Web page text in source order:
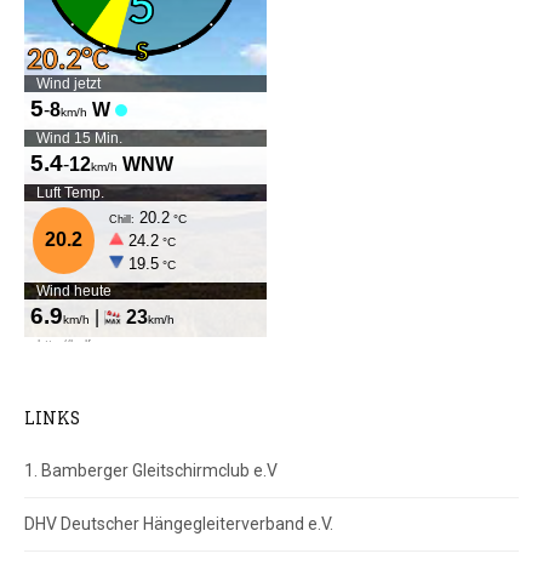
LINKS
1. Bamberger Gleitschirmclub e.V
DHV Deutscher Hängegleiterverband e.V.